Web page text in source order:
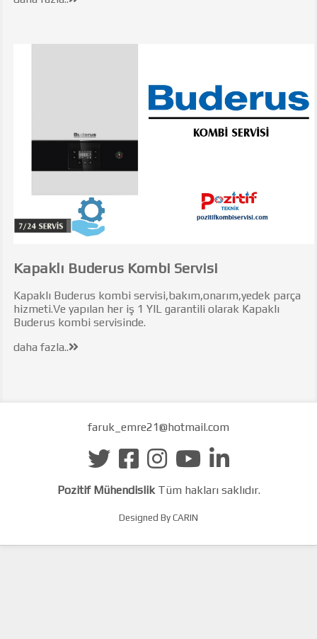
Kapaklı Buderus Kombi Servisi
Kapaklı Buderus kombi servisi,bakım,onarım,yedek parça
hizmeti.Ve yapılan her iş 1 YIL garantili olarak Kapaklı
Buderus kombi servisinde.
daha fazla..
faruk_emre21@hotmail.com
Pozitif MühendislikTüm hakları saklıdır.
Designed By CARIN